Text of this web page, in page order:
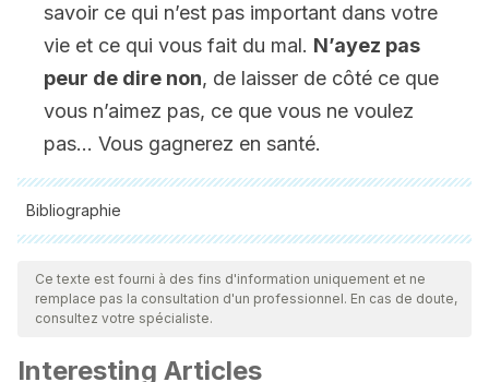
savoir ce qui n’est pas important dans votre
vie et ce qui vous fait du mal. N’ayez pas
peur de dire non, de laisser de côté ce que
vous n’aimez pas, ce que vous ne voulez
pas… Vous gagnerez en santé.
Bibliographie
Toutes les sources citées ont été examinées en profondeur
par notre équipe pour garantir leur qualité, leur fiabilité, leur
actualité et leur validité. La bibliographie de cet article a été
ou scientifique
Ce texte est fourni à des fins d'information uniquement et ne
remplace pas la consultation d'un professionnel. En cas de doute,
consultez votre spécialiste.
Interesting Articles